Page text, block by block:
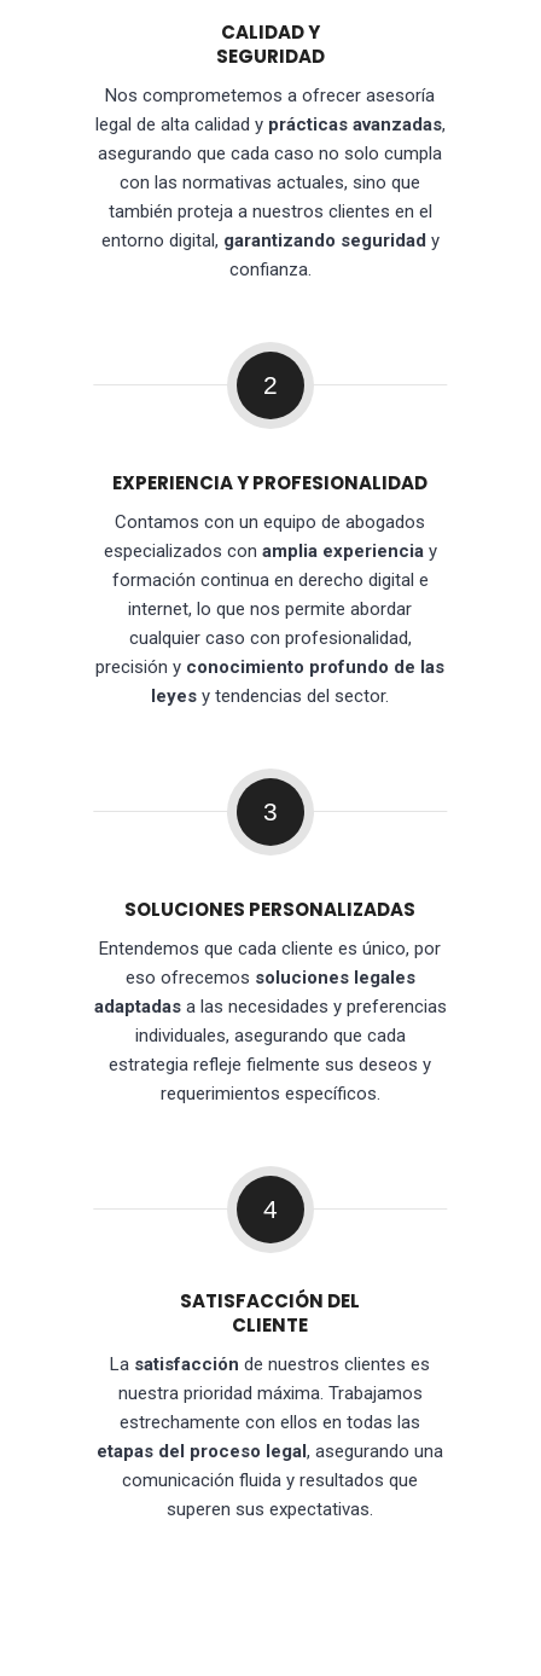
CALIDAD Y
SEGURIDAD
Nos comprometemos a ofrecer asesoría
legal de alta calidad y prácticas avanzadas,
asegurando que cada caso no solo cumpla
con las normativas actuales, sino que
también proteja a nuestros clientes en el
entorno digital, garantizando seguridad y
confianza.
2
EXPERIENCIA Y PROFESIONALIDAD
Contamos con un equipo de abogados
especializados con amplia experienciay
formación continua en derecho digital e
internet, lo que nos permite abordar
cualquier caso con profesionalidad,
precisión y conocimiento profundo de las
leyes y tendencias del sector.
3
SOLUCIONES PERSONALIZADAS
Entendemos que cada cliente es único, por
eso ofrecemos soluciones legales
adaptadasa las necesidades y preferencias
individuales, asegurando que cada
estrategia refleje fielmente sus deseos y
requerimientos específicos.
4
SATISFACCIÓN DEL
CLIENTE
La satisfacción de nuestros clientes es
nuestra prioridad máxima. Trabajamos
estrechamente con ellos en todas las
etapas del proceso legal, asegurando una
comunicación fluida y resultados que
superen sus expectativas.